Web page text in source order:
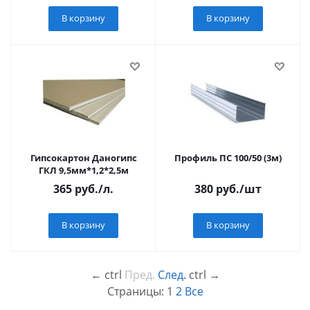
В корзину В корзину
Гипсокартон Даногипс
ГКЛ 9,5мм*1,2*2,5м
365 руб./л.
В корзину
Профиль ПС 100/50 (3м)
380 руб./шт
В корзину
← ctrl Пред. След. ctrl →
Страницы: 1 2 Все